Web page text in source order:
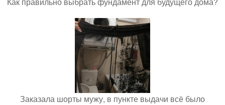
Заказала шорты мужу, в пункте выдачи всё было